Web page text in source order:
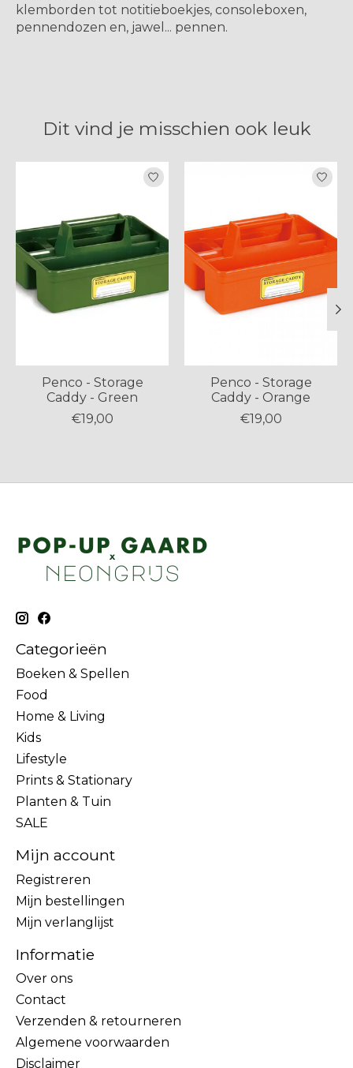
klemborden tot notitieboekjes, consoleboxen,
pennendozen en, jawel... pennen.
Dit vind je misschien ook leuk
Items van productcarrousel
Penco - Storage
Caddy - Green
€19,00
Penco - Storage
Caddy - Orange
€19,00
Categorieën
Boeken & Spellen
Food
Home & Living
Kids
Lifestyle
Prints & Stationary
Planten & Tuin
SALE
Mijn account
Registreren
Mijn bestellingen
Mijn verlanglijst
Informatie
Over ons
Contact
Verzenden & retourneren
Algemene voorwaarden
Disclaimer